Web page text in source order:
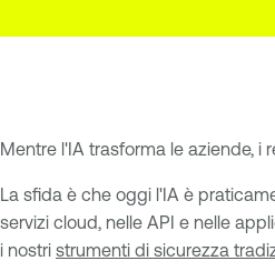
Mentre l'IA trasforma le aziende, i
La sfida è che oggi l'IA è
servizi cloud, nelle API e nelle
i nostri strumenti di sicurezza